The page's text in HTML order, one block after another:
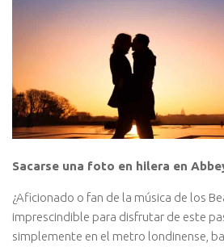
Sacarse una foto en hilera en
¿Aficionado o fan de la música de los
imprescindible para disfrutar de este
simplemente en el metro londinense,